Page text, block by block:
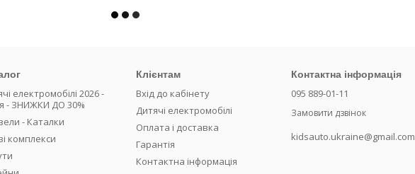
електромобілі 2026 -
- ЗНИЖКИ ДО 30%
- Каталки
комплекси
Клієнтам
Вхід до кабінету
Дитячі електромобілі
Оплата і доставка
Гарантія
Контактна інформація
Контактна інформація
095 889-01-11
Замовити дзвінок
kidsauto.ukraine@gmail.com